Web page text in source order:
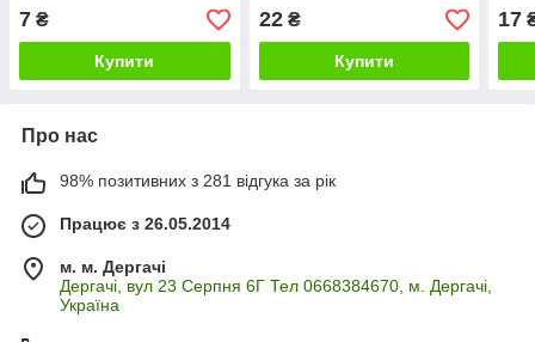
7 ₴
Купити
22₴
Купити
17
Про нас
98% позитивних з 281 відгука за рік
Працює з 26.05.2014
м. м. Дергачі
Дергачі, вул 23 Серпня 6Г Тел 0668384670, м. Дергачі,
Україна